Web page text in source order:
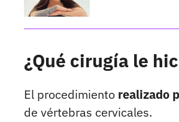
¿Qué cirugía le
El procedimiento realizado
de vértebras cervicales.